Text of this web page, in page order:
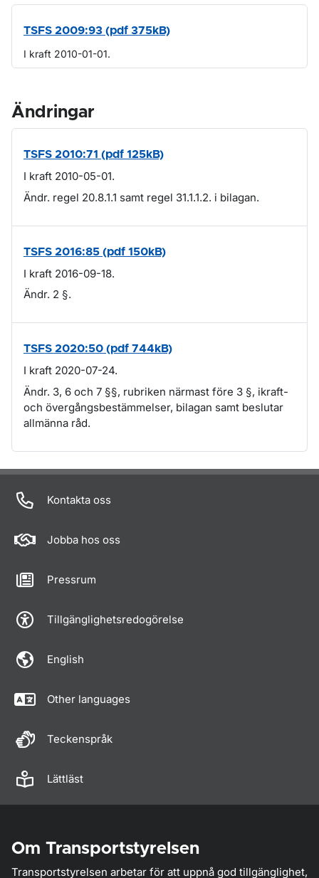
TSFS 2009:93 (pdf 375kB)
I kraft 2010-01-01.
Ändringar
TSFS 2010:71 (pdf 125kB)
I kraft 2010-05-01.
Ändr. regel 20.8.1.1 samt regel 31.1.1.2. i bilagan.
TSFS 2016:85 (pdf 150kB)
I kraft 2016-09-18.
Ändr. 2 §.
TSFS 2020:50 (pdf 744kB)
I kraft 2020-07-24.
Ändr. 3, 6 och 7 §§, rubriken närmast före 3 §, ikraft-
och övergångsbestämmelser, bilagan samt beslutar
allmänna råd.
Om sidan
Kontakta oss
Jobba hos oss
Pressrum
Tillgänglighetsredogörelse
English
Other languages
Teckenspråk
Lättläst
Om Transportstyrelsen
Transportstyrelsen arbetar för att uppnå god tillgänglighet,